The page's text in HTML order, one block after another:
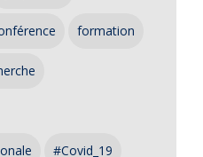
formation
#Covid_19